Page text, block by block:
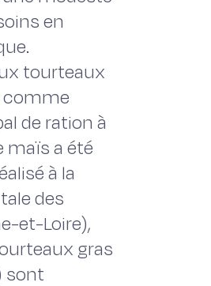
en
tourteaux
comme
de ration à
maïs a été
à la
des
et-Loire),
gras
sont